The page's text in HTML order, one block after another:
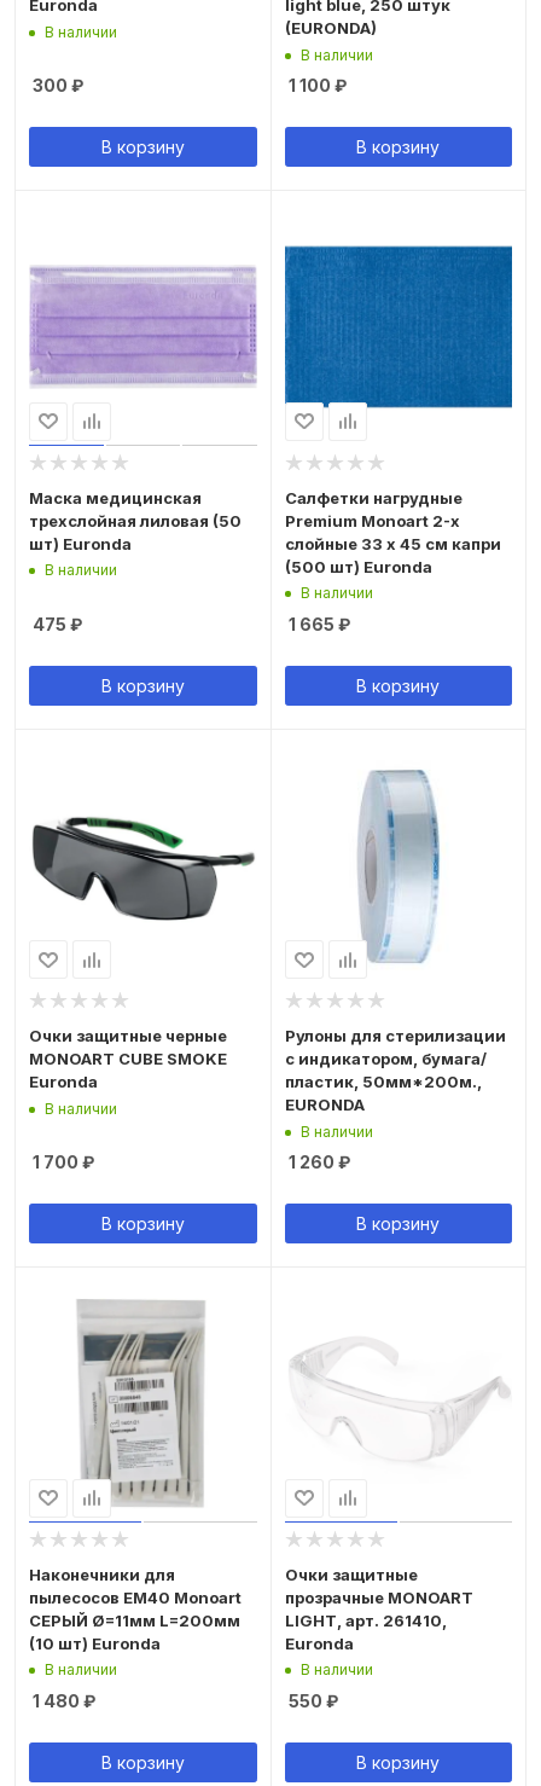
Euronda
В наличии
300 ₽
В корзину
light blue, 250 штук
(EURONDA)
В наличии
1 100 ₽
В корзину
Маска медицинская
трехслойная лиловая (50
шт) Euronda
В наличии
475 ₽
В корзину
Салфетки нагрудные
Premium Monoart 2-х
слойные 33 х 45 см капри
(500 шт) Euronda
В наличии
1 665 ₽
В корзину
Очки защитные черные
MONOART CUBE SMOKE
Euronda
В наличии
1 700 ₽
В корзину
Рулоны для стерилизации
с индикатором, бумага/
пластик, 50мм*200м.,
EURONDA
В наличии
1 260 ₽
В корзину
Наконечники для
пылесосов EM40 Monoart
СЕРЫЙ Ø=11мм L=200мм
(10 шт) Euronda
В наличии
1 480 ₽
В корзину
Очки защитные
прозрачные MONOART
LIGHT, арт. 261410,
Euronda
В наличии
550 ₽
В корзину